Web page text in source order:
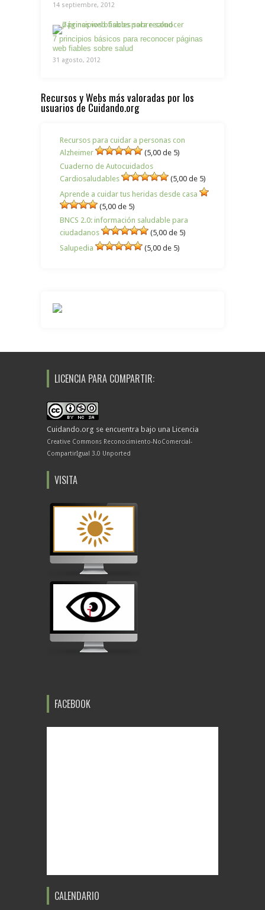
14 septiembre, 2012
7 principios básicos para reconocer páginas
web fiables sobre salud
31 agosto, 2012
Recursos y Webs más valoradas por los
usuarios de Cuidando.org
Recursos para cuidar a personas con
Alzheimer
(5,00 de 5)
Cuaderno de Autocuidados
Cardiosaludables
(5,00 de 5)
Aprende a cuidar tus heridas desde casa
(5,00 de 5)
BNCS 2.0: información saludable para
ciudadanos
(5,00 de 5)
Salupedia
(5,00 de 5)
LICENCIA PARA COMPARTIR:
Cuidando.org se encuentra bajo una Licencia
Creative Commons Reconocimiento-NoComercial-
CompartirIgual 3.0 Unported
VISITA
FACEBOOK
CALENDARIO